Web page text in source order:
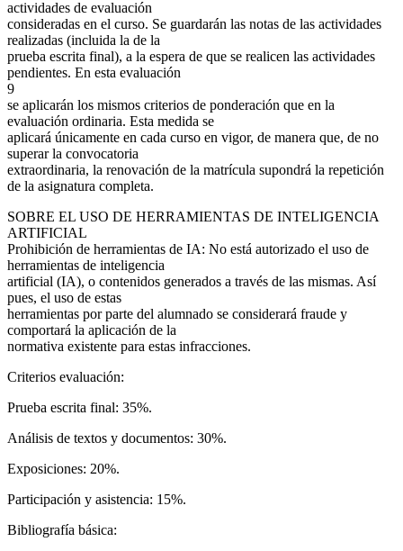
actividades de evaluación
consideradas en el curso. Se guardarán las notas de las actividades
realizadas (incluida la de la
prueba escrita final), a la espera de que se realicen las actividades
pendientes. En esta evaluación
9
se aplicarán los mismos criterios de ponderación que en la
evaluación ordinaria. Esta medida se
aplicará únicamente en cada curso en vigor, de manera que, de no
superar la convocatoria
extraordinaria, la renovación de la matrícula supondrá la repetición
de la asignatura completa.
SOBRE EL USO DE HERRAMIENTAS DE INTELIGENCIA
ARTIFICIAL
Prohibición de herramientas de IA: No está autorizado el uso de
herramientas de inteligencia
artificial (IA), o contenidos generados a través de las mismas. Así
pues, el uso de estas
herramientas por parte del alumnado se considerará fraude y
comportará la aplicación de la
normativa existente para estas infracciones.
Criterios evaluación:
Prueba escrita final: 35%.
Análisis de textos y documentos: 30%.
Exposiciones: 20%.
Participación y asistencia: 15%.
Bibliografía básica: